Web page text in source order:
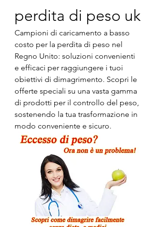
perdita di peso uk
Campioni di caricamento a basso
costo per la perdita di peso nel
Regno Unito: soluzioni convenienti
e efficaci per raggiungere i tuoi
obiettivi di dimagrimento. Scopri le
offerte speciali su una vasta gamma
di prodotti per il controllo del peso,
sostenendo la tua trasformazione in
modo conveniente e sicuro.